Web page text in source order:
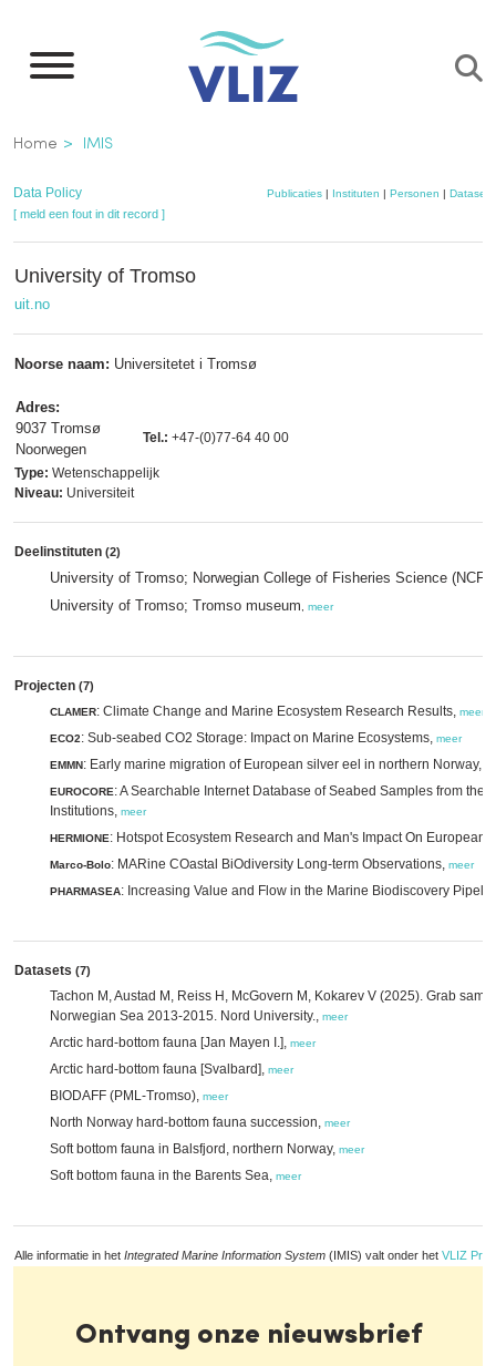
naar
inhoud
gaan
Kruimelpad
Home IMIS
Data Policy Publicaties| Instituten | Personen | Datasets
[ meld een fout in dit record ]
University of Tromso
uit.no
Noorse naam: Universitetet i Tromsø
Adres:
9037 Tromsø
Noorwegen
Tel.: +47-(0)77-64 40 00
Type: Wetenschappelijk
Niveau: Universiteit
Deelinstituten (2)
University of Tromso; Norwegian College of Fisheries Science
University of Tromso; Tromso museum
meer
Projecten (7)
CLAMER: Climate Change and Marine Ecosystem Research Results, meer
ECO2: Sub-seabed CO2 Storage: Impact on Marine Ecosystems, meer
EMMN: Early marine migration of European silver eel in northern Norway,
EUROCORE: A Searchable Internet Database of Seabed Samples from the
Institutions, meer
HERMIONE: Hotspot Ecosystem Research and Man's Impact On European
Marco-Bolo: MARine COastal BiOdiversity Long-term Observations, meer
PHARMASEA: Increasing Value and Flow in the Marine Biodiscovery
Datasets (7)
Tachon M, Austad M, Reiss H, McGovern M, Kokarev V (2025). Grab
Norwegian Sea 2013-2015. Nord University., meer
Arctic hard-bottom fauna [Jan Mayen I.], meer
Arctic hard-bottom fauna [Svalbard], meer
BIODAFF (PML-Tromso), meer
North Norway hard-bottom fauna succession, meer
Soft bottom fauna in Balsfjord, northern Norway, meer
Soft bottom fauna in the Barents Sea, meer
Alle informatie in het Integrated Marine Information System (IMIS) valt onder het VLIZ
Ontvang onze nieuwsbrief